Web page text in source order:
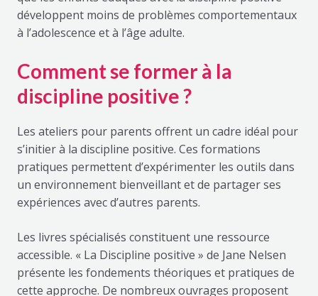
développent moins de problèmes comportementaux
à l’adolescence et à l’âge adulte.
Comment se former à la
discipline positive ?
Les ateliers pour parents offrent un cadre idéal pour
s’initier à la discipline positive. Ces formations
pratiques permettent d’expérimenter les outils dans
un environnement bienveillant et de partager ses
expériences avec d’autres parents.
Les livres spécialisés constituent une ressource
accessible. « La Discipline positive » de Jane Nelsen
présente les fondements théoriques et pratiques de
cette approche. De nombreux ouvrages proposent